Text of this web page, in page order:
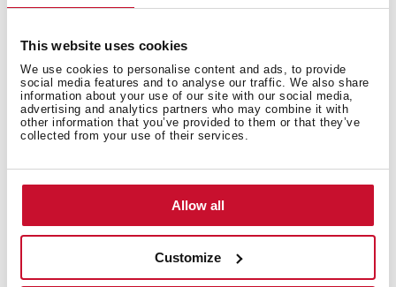
This website uses cookies
We use cookies to personalise content and ads, to provide
social media features and to analyse our traffic. We also share
information about your use of our site with our social media,
advertising and analytics partners who may combine it with
other information that you’ve provided to them or that they’ve
collected from your use of their services.
Allow all
Customize
Modelo ou número de série
Data de instalação do equipamento
Data de compra